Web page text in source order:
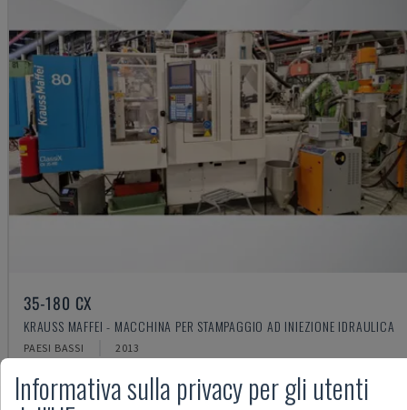
35-180 CX
KRAUSS MAFFEI - MACCHINA PER STAMPAGGIO AD INIEZIONE IDRAULICA
PAESI BASSI 2013
12.000 €
Informativa sulla privacy per gli utenti